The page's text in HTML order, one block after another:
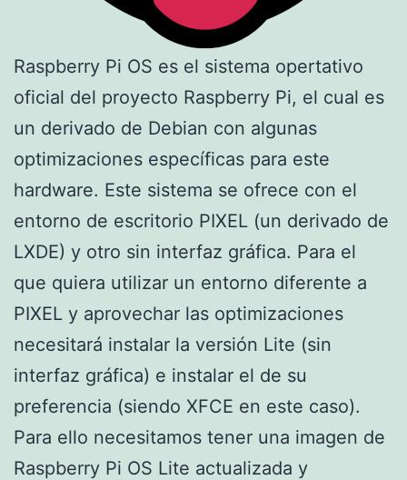
Raspberry Pi OS es el sistema opertativo
oficial del proyecto Raspberry Pi, el cual es
un derivado de Debian con algunas
optimizaciones específicas para este
hardware. Este sistema se ofrece con el
entorno de escritorio PIXEL (un derivado de
LXDE) y otro sin interfaz gráfica. Para el
que quiera utilizar un entorno diferente a
PIXEL y aprovechar las optimizaciones
necesitará instalar la versión Lite (sin
interfaz gráfica) e instalar el de su
preferencia (siendo XFCE en este caso).
Para ello necesitamos tener una imagen de
Raspberry Pi OS Lite actualizada y